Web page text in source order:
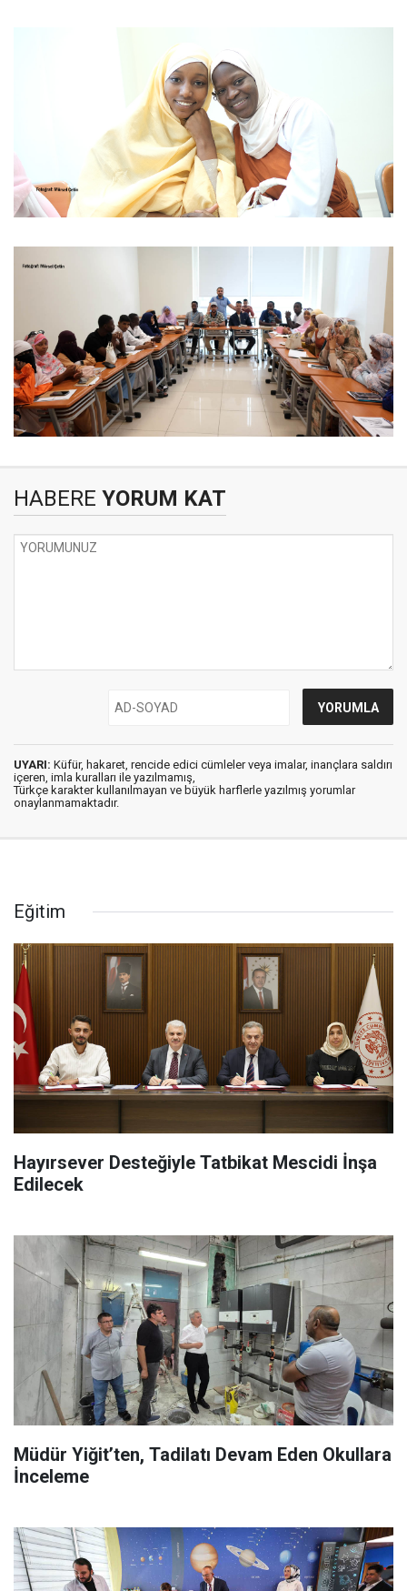
HABERE YORUM KAT
UYARI: Küfür, hakaret, rencide edici cümleler veya imalar, inançlara saldırı
içeren, imla kuralları ile yazılmamış,
Türkçe karakter kullanılmayan ve büyük harflerle yazılmış yorumlar
onaylanmamaktadır.
Eğitim
Hayırsever Desteğiyle Tatbikat Mescidi İnşa
Edilecek
Müdür Yiğit’ten, Tadilatı Devam Eden Okullara
İnceleme